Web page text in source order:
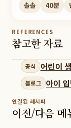
솔솔 40분
REFERENCES
참고한 자료
공식 어린이
블로그 아이
연결된 레시피
이전/다음 메